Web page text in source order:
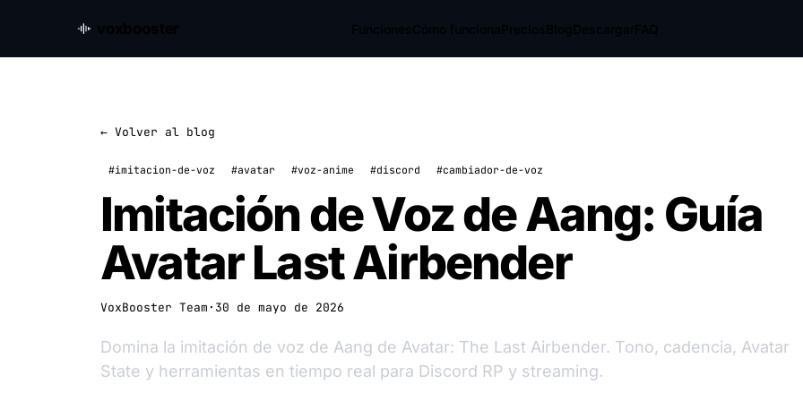
← Volver al blog
#imitacion-de-voz #avatar #voz-anime #discord #cambiador-de-voz
Imitación de Voz de Aang: Guía
Avatar Last Airbender
VoxBooster Team · 30 de mayo de 2026
Domina la imitación de voz de Aang de Avatar: The Last Airbender. Tono, cadencia, Avatar
State y herramientas en tiempo real para Discord RP y streaming.